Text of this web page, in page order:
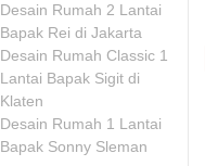
Desain Rumah 2 Lantai
Bapak Rei di Jakarta
Desain Rumah Classic 1
Lantai Bapak Sigit di
Klaten
Desain Rumah 1 Lantai
Bapak Sonny Sleman